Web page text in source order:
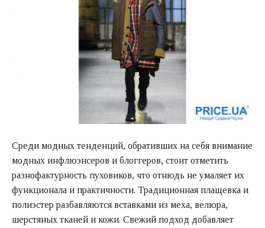
Среди модных тенденций, обративших на себя внимание
модных инфлюэнсеров и блоггеров, стоит отметить
разнофактурность пуховиков, что отнюдь не умаляет их
функционала и практичности. Традиционная плащевка и
полиэстер разбавляются вставками из меха, велюра,
шерстяных тканей и кожи. Свежий подход добавляет